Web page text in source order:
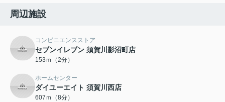
周辺施設
コンビニエンスストア
セブンイレブン 須賀川影沼町店
153ｍ（2分）
ホームセンター
ダイユーエイト 須賀川西店
607ｍ（8分）